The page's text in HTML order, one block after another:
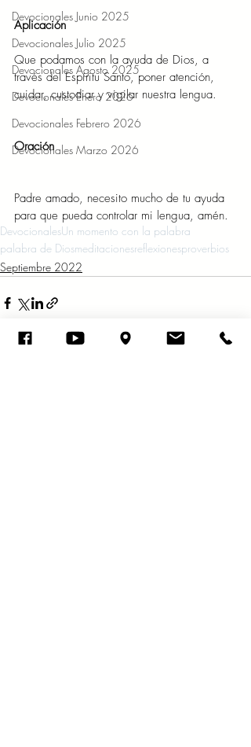
Devocionales Junio 2025
Devocionales Julio 2025
Devocionales Agosto 2025
Devocionales Enero 2026
Devocionales Febrero 2026
Devocionales Marzo 2026
Aplicación
Que podamos con la ayuda de Dios, a
través del Espíritu Santo, poner atención,
cuidar, custodiar y vigilar nuestra lengua.
Oración
Padre amado, necesito mucho de tu ayuda
para que pueda controlar mi lengua, amén.
DevocionalesUn momento con la palabra
palabra de Diosmeditacionesreflexionesproverbios
Septiembre 2022